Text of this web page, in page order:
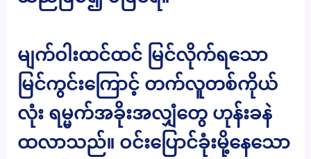
မျက်ဝါးထင်ထင် မြင်လိုက်ရသော
မြင်ကွင်းကြောင့် တက်လူတစ်ကိုယ်
လုံး ရမ္မက်အခိုးအလျှံတွေ ဟုန်းခနဲ
ထလာသည်။ ဝင်းပြောင်ခုံးမို့နေသော